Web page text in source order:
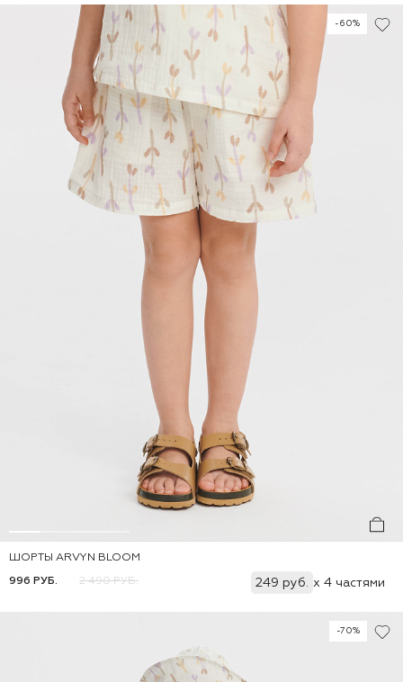
-60%
86
98
ШОРТЫ ARVYN BLOOM
996 РУБ.
2 490 РУБ. 249 руб. x 4 частями
-70%